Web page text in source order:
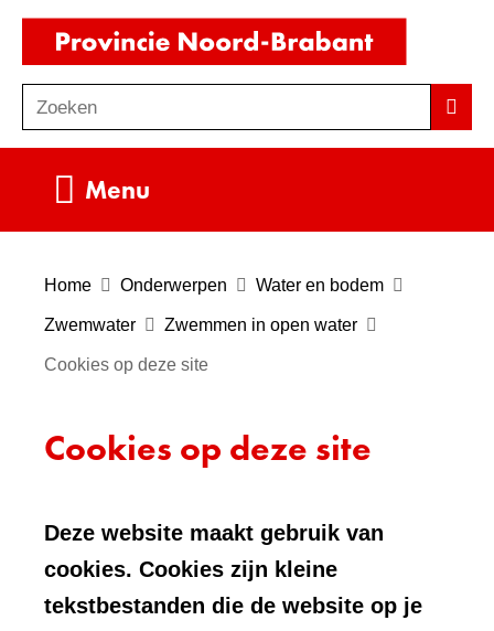
Ga
de
inhoud
o
e
Zoeken
Menu
Home Onderwerpen Water en bodem
Zwemwater Zwemmen in open water
Cookies op deze site
Cookies op deze site
Deze website maakt gebruik van
cookies. Cookies zijn kleine
tekstbestanden die de website op je